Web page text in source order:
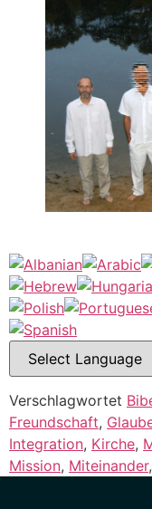
Verschlagwortet
Freundschaft,
Integration, Kirche,
Mission, Miteinander,